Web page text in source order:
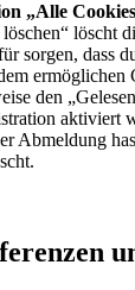
„Alle
löscht
sorgen, dass
ermöglichen
den
aktiviert
Abmeldung